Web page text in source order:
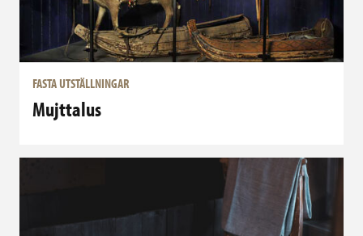
FASTA UTSTÄLLNINGAR
Mujttalus